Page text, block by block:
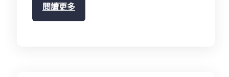
閱讀更多